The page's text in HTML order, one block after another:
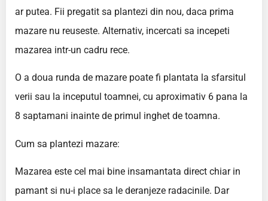
ar putea. Fii pregatit sa plantezi din nou, daca prima
mazare nu reuseste. Alternativ, incercati sa incepeti
mazarea intr-un cadru rece.
O a doua runda de mazare poate fi plantata la sfarsitul
verii sau la inceputul toamnei, cu aproximativ 6 pana la
8 saptamani inainte de primul inghet de toamna.
Cum sa plantezi mazare:
Mazarea este cel mai bine insamantata direct chiar in
pamant si nu-i place sa le deranjeze radacinile. Dar